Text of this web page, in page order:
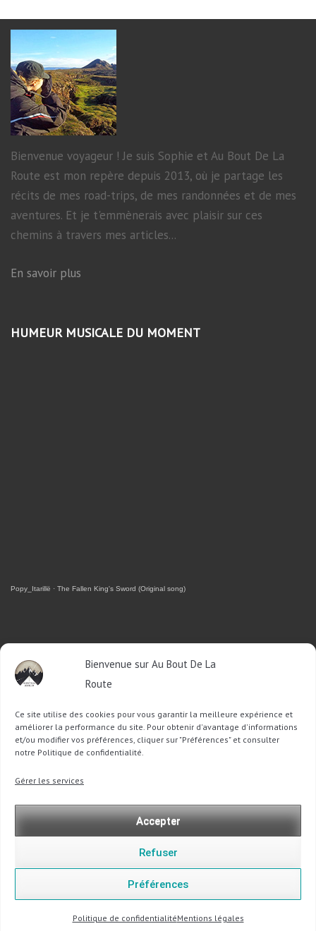
Bienvenue sur Au Bout De La
Route
Ce site utilise des cookies pour vous garantir la meilleure expérience et
améliorer la performance du site. Pour obtenir d'avantage d'informations
et/ou modifier vos préférences, cliquer sur "Préférences" et consulter
notre Politique de confidentialité.
Gérer les services
Accepter
Refuser
Préférences
Politique de confidentialitéMentions légales
Bienvenue voyageur ! Je suis Sophie et Au Bout De La
Route est mon repère depuis 2013, où je partage les
récits de mes road-trips, de mes randonnées et de mes
aventures. Et je t'emmènerais avec plaisir sur ces
chemins à travers mes articles...
En savoir plus
HUMEUR MUSICALE DU MOMENT
Popy_Itarillë · The Fallen King's Sword (Original song)
RETROUVEZ-MOI SUR FACEBOOK
OU SUR TWITTER
Follow @Sophie_ABDLRTweet to @Sophie_ABDLR
:
Copyright @ 2013-2026 Au Bout De La Route |Mentions légales